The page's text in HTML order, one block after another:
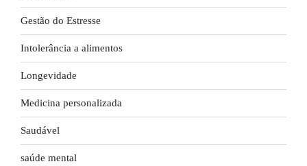
Gestão do Estresse
Intolerância a alimentos
Longevidade
Medicina personalizada
Saudável
saúde mental